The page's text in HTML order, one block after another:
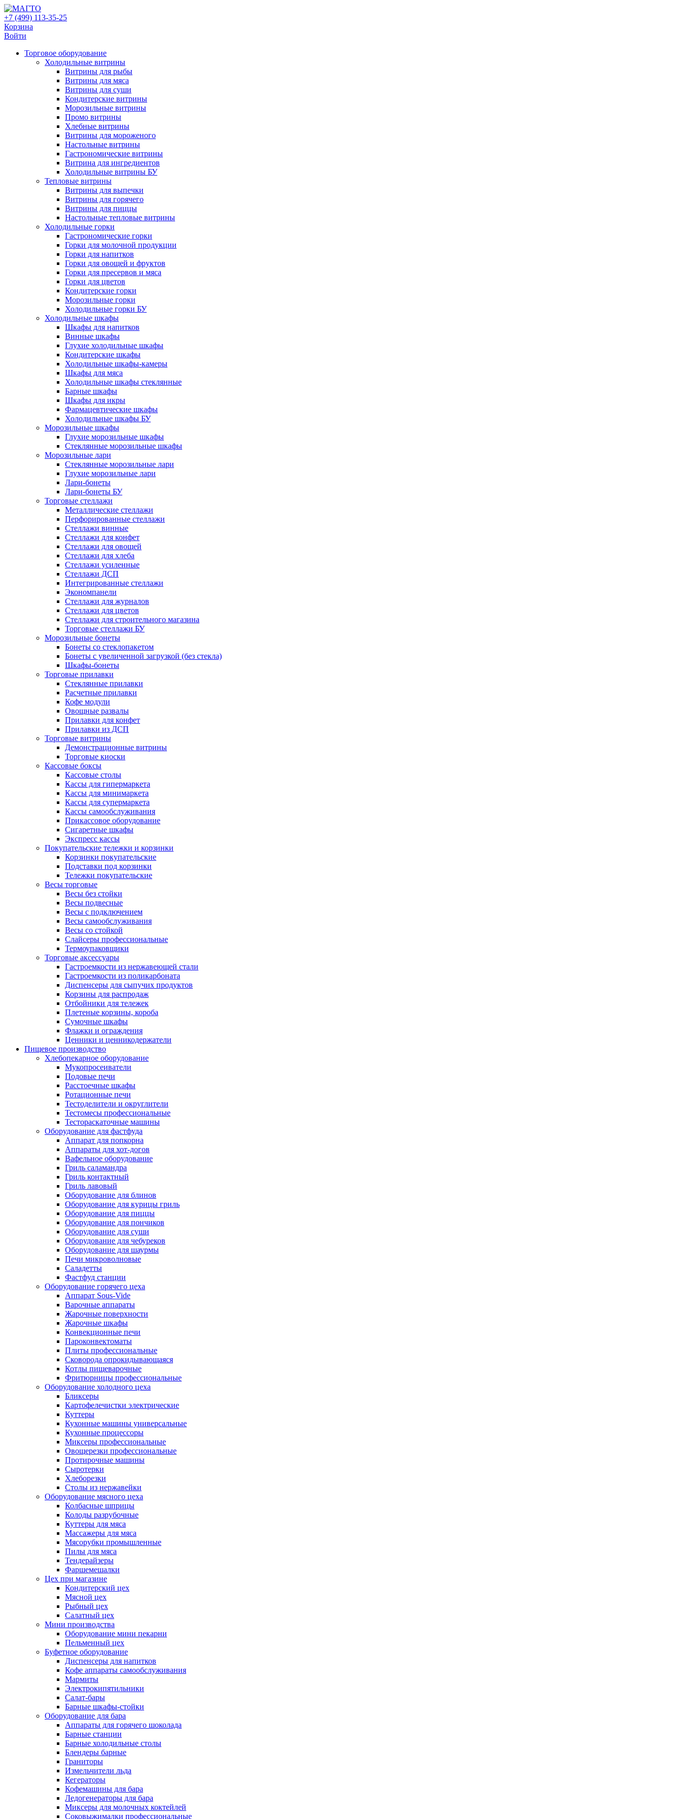
+7 (499) 113-35-25
Корзина
Войти
Свернуть/
развернуть
Торговое оборудованиe
Холодильные витрины
Витрины для рыбы
Витрины для мяса
Витрины для суши
Кондитерские витрины
Морозильные витрины
Промо витрины
Хлебные витрины
Витрины для мороженого
Настольные витрины
Гастрономические витрины
Витрина для ингредиентов
Холодильные витрины БУ
Тепловые витрины
Витрины для выпечки
Витрины для горячего
Витрины для пиццы
Настольные тепловые витрины
Холодильные горки
Гастрономические горки
Горки для молочной продукции
Горки для напитков
Горки для овощей и фруктов
Горки для пресервов и мяса
Горки для цветов
Кондитерские горки
Морозильные горки
Холодильные горки БУ
Холодильные шкафы
Шкафы для напитков
Винные шкафы
Глухие холодильные шкафы
Кондитерские шкафы
Холодильные шкафы-камеры
Шкафы для мяса
Холодильные шкафы стеклянные
Барные шкафы
Шкафы для икры
Фармацевтические шкафы
Холодильные шкафы БУ
Морозильные шкафы
Глухие морозильные шкафы
Стеклянные морозильные шкафы
Морозильные лари
Стеклянные морозильные лари
Глухие морозильные лари
Лари-бонеты
Лари-бонеты БУ
Торговые стеллажи
Металлические стеллажи
Перфорированные стеллажи
Стеллажи винные
Стеллажи для конфет
Стеллажи для овощей
Стеллажи для хлеба
Стеллажи усиленные
Стеллажи ДСП
Интегрированные стеллажи
Экономпанели
Стеллажи для журналов
Стеллажи для цветов
Стеллажи для строительного магазина
Торговые стеллажи БУ
Морозильные бонеты
Бонеты со стеклопакетом
Бонеты с увеличенной загрузкой (без стекла)
Шкафы-бонеты
Торговые прилавки
Стеклянные прилавки
Расчетные прилавки
Кофе модули
Овощные развалы
Прилавки для конфет
Прилавки из ДСП
Торговые витрины
Демонстрационные витрины
Торговые киоски
Кассовые боксы
Кассовые столы
Кассы для гипермаркета
Кассы для минимаркета
Кассы для супермаркета
Кассы самообслуживания
Прикассовое оборудование
Сигаретные шкафы
Экспресс кассы
Покупательские тележки и корзинки
Корзинки покупательские
Подставки под корзинки
Тележки покупательские
Весы торговые
Весы без стойки
Весы подвесные
Весы с подключением
Весы самообслуживания
Весы со стойкой
Слайсеры профессиональные
Термоупаковщики
Торговые аксессуары
Гастроемкости из нержавеющей стали
Гастроемкости из поликарбоната
Диспенсеры для сыпучих продуктов
Корзины для распродаж
Отбойники для тележек
Плетеные корзины, короба
Сумочные шкафы
Флажки и ограждения
Ценники и ценникодержатели
Пищевое производство
Хлебопекарное оборудование
Мукопросеиватели
Подовые печи
Расстоечные шкафы
Ротационные печи
Тестоделители и округлители
Тестомесы профессиональные
Тестораскаточные машины
Оборудование для фастфуда
Аппарат для попкорна
Аппараты для хот-догов
Вафельное оборудование
Гриль саламандра
Гриль контактный
Гриль лавовый
Оборудование для блинов
Оборудование для курицы гриль
Оборудование для пиццы
Оборудование для пончиков
Оборудование для суши
Оборудование для чебуреков
Оборудование для шаурмы
Печи микроволновые
Саладетты
Фастфуд станции
Оборудование горячего цеха
Аппарат Sous-Vide
Варочные аппараты
Жарочные поверхности
Жарочные шкафы
Конвекционные печи
Пароконвектоматы
Плиты профессиональные
Сковорода опрокидывающаяся
Котлы пищеварочные
Фритюрницы профессиональные
Оборудование холодного цеха
Бликсеры
Картофелечистки электрические
Куттеры
Кухонные машины универсальные
Кухонные процессоры
Миксеры профессиональные
Овощерезки профессиональные
Протирочные машины
Сыротерки
Хлеборезки
Столы из нержавейки
Оборудование мясного цеха
Колбасные шприцы
Колоды разрубочные
Куттеры для мяса
Массажеры для мяса
Мясорубки промышленные
Пилы для мяса
Тендерайзеры
Фаршемешалки
Цех при магазине
Кондитерский цех
Мясной цех
Рыбный цех
Салатный цех
Мини производства
Оборудование мини пекарни
Пельменный цех
Буфетное оборудование
Диспенсеры для напитков
Кофе аппараты самообслуживания
Мармиты
Электрокипятильники
Cалат-бары
Барные шкафы-стойки
Оборудование для бара
Аппараты для горячего шоколада
Барные станции
Барные холодильные столы
Блендеры барные
Граниторы
Измельчители льда
Кегераторы
Кофемашины для бара
Ледогенераторы для бара
Миксеры для молочных коктейлей
Соковыжималки профессиональные